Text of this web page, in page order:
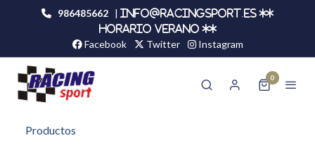
986485662 |
info@racingsport.es **
HORARIO VERANO **
Facebook Twitter Instagram
0
Productos